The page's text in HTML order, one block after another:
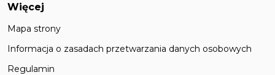
Więcej
Mapa strony
Informacja o zasadach przetwarzania danych osobowych
Regulamin